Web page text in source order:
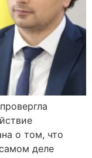
о том, что
деле